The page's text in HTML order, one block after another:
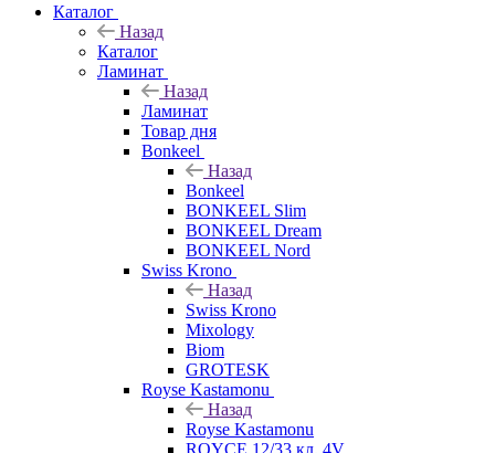
Каталог
Назад
Каталог
Ламинат
Назад
Ламинат
Товар дня
Bonkeel
Назад
Bonkeel
BONKEEL Slim
BONKEEL Dream
BONKEEL Nord
Swiss Krono
Назад
Swiss Krono
Mixology
Biom
GROTESK
Royse Kastamonu
Назад
Royse Kastamonu
ROYCE 12/33 кл. 4V